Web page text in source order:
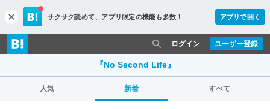
c
l
o
s
サクサク読めて、 アプリ限定の機能も多数！ アプリで開く
ユーザー登録
ログイン
『No Second Life』
人気 新着 すべて